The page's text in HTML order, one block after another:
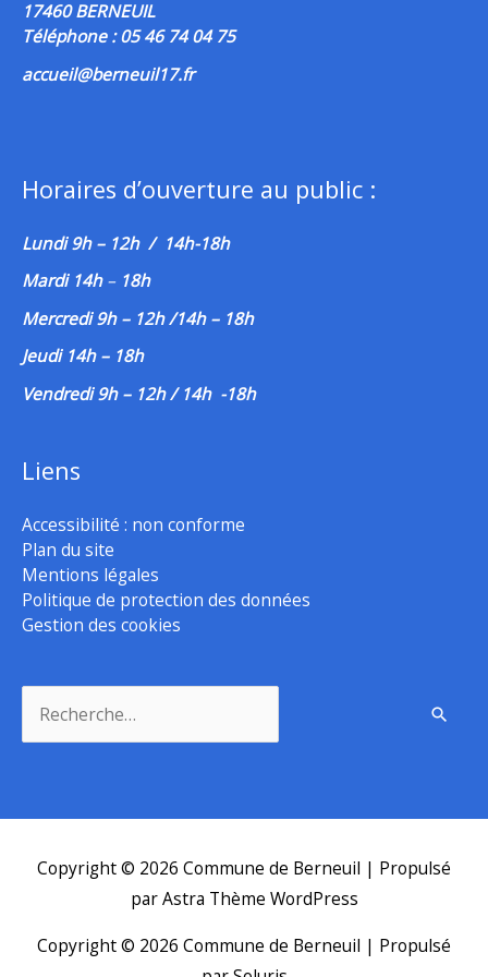
17460 BERNEUIL
Téléphone : 05 46 74 04 75
accueil@berneuil17.fr
Horaires d’ouverture au public :
Lundi 9h – 12h / 14h-18h
Mardi 14h– 18h
Mercredi 9h – 12h /14h – 18h
Jeudi 14h – 18h
Vendredi 9h – 12h / 14h -18h
Liens
Accessibilité : non conforme
Plan du site
Mentions légales
Politique de protection des données
Gestion des cookies
Copyright © 2026 Commune de Berneuil | Propulsé
parAstra Thème WordPress
Copyright © 2026 Commune de Berneuil | Propulsé